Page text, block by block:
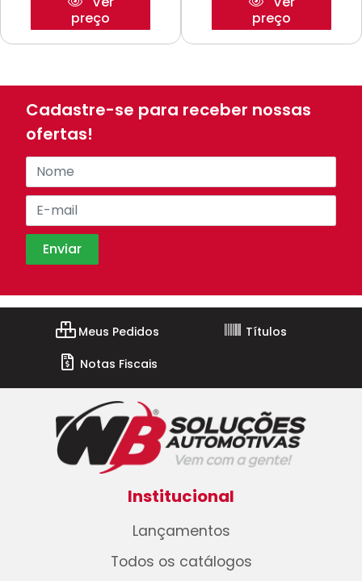
preço
preço
Cadastre-se para receber nossas
ofertas!
Meus Pedidos
Títulos
Notas Fiscais
Institucional
Lançamentos
Todos os catálogos